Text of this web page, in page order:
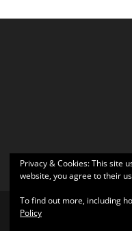
Privacy & Cookies: This site
website, you agree to their
To find out more, including
Policy